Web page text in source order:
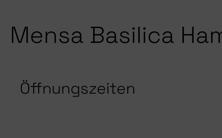
Mensa Basilica
Öffnungszeiten